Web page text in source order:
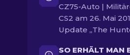
CZ75-Auto |
CS2 am 26. Mai
Update „The
SO ERHÄLT MAN